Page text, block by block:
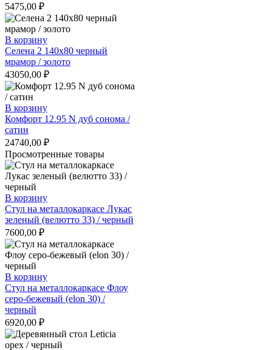
5475,00 ₽
В корзину
Селена 2 140х80 черный
мрамор / золото
43050,00 ₽
В корзину
Комфорт 12.95 N дуб сонома /
сатин
24740,00 ₽
Просмотренные товары
В корзину
Стул на металлокаркасе Лукас
зеленый (велютто 33) / черный
7600,00 ₽
В корзину
Стул на металлокаркасе Флоу
серо-бежевый (elon 30) /
черный
6920,00 ₽